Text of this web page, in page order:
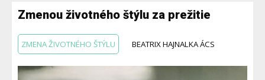
Zmenou životného štýlu za prežitie
ZMENA ŽIVOTNÉHO ŠTÝLU BEATRIX HAJNALKA ÁCS